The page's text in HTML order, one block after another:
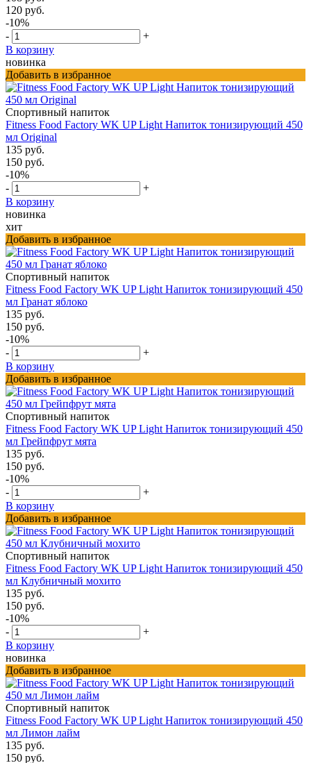
120 руб.
-10%
-
+
В корзину
новинка
Добавить в избранное
Спортивный напиток
Fitness Food Factory WK UP Light Напиток тонизирующий 450
мл Original
135 руб.
150 руб.
-10%
-
+
В корзину
новинка
хит
Добавить в избранное
Спортивный напиток
Fitness Food Factory WK UP Light Напиток тонизирующий 450
мл Гранат яблоко
135 руб.
150 руб.
-10%
-
+
В корзину
Добавить в избранное
Спортивный напиток
Fitness Food Factory WK UP Light Напиток тонизирующий 450
мл Грейпфрут мята
135 руб.
150 руб.
-10%
-
+
В корзину
Добавить в избранное
Спортивный напиток
Fitness Food Factory WK UP Light Напиток тонизирующий 450
мл Клубничный мохито
135 руб.
150 руб.
-10%
-
+
В корзину
новинка
Добавить в избранное
Спортивный напиток
Fitness Food Factory WK UP Light Напиток тонизирующий 450
мл Лимон лайм
135 руб.
150 руб.